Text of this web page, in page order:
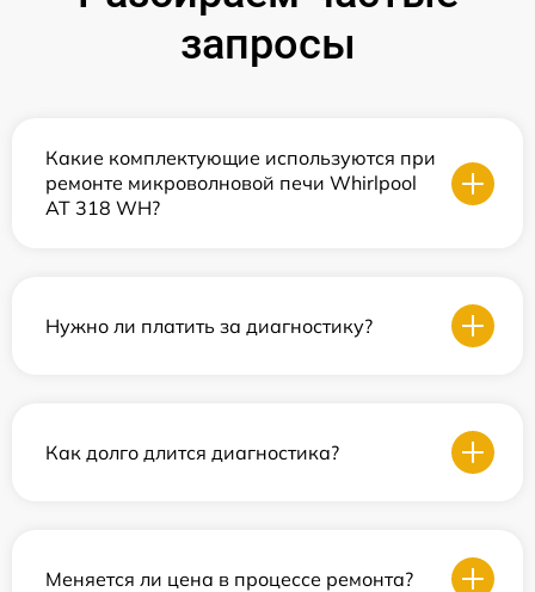
запросы
Какие комплектующие используются при
ремонте микроволновой печи Whirlpool
AT 318 WH?
Нужно ли платить за диагностику?
Как долго длится диагностика?
Меняется ли цена в процессе ремонта?